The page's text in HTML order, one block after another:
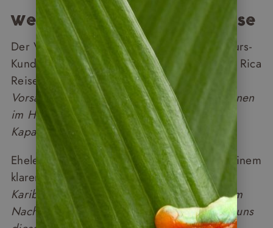
Wenige Touristen, faire Preise
Der Vorteil im Herbst ist spürbar. Napur-Tours-
Kunde Fabio beschreibt es nach ihrer Costa Rica
Reise im Herbst: „Man merkte, dass noch
Vorsaison war – es hatte nur etwa 20 Personen
im Hotel, wohl weniger als ein Viertel der
Kapazität.“
Eheleute T.-J. kommen nach ihrer Reise zu einem
klaren Fazit:
„Besonders gut hat uns die
Karibikseite gefallen – hier hätten wir uns im
Nachhinein sogar mehr Zeit gewünscht, da uns